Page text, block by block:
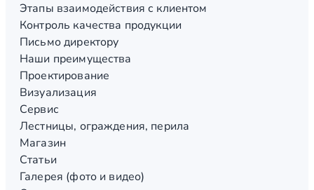
Этапы взаимодействия с клиентом
Контроль качества продукции
Письмо директору
Наши преимущества
Проектирование
Визуализация
Сервис
Лестницы, ограждения, перила
Магазин
Статьи
Галерея (фото и видео)